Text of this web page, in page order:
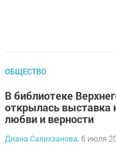
ОБЩЕСТВО
В библиотеке
открылась выставка
любви и верности
Диана Салихзанова, 6 июля